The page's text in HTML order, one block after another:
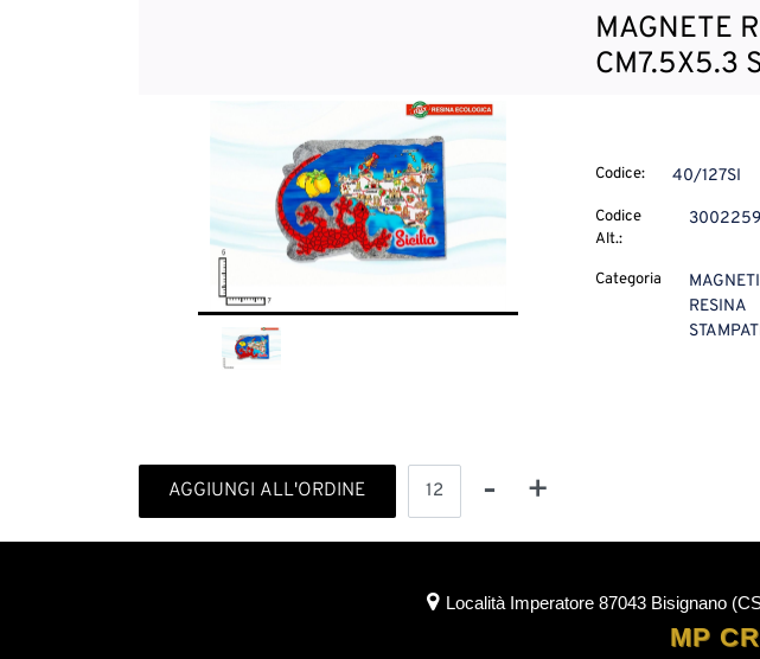
MAGNETE
CM7.5X5.3
Codice: 40/127SI
Codice
Alt.:
Categoria
MAGNETI
RESINA
AGGIUNGI ALL'ORDINE
Località Imperatore87043 Bisignano
MP